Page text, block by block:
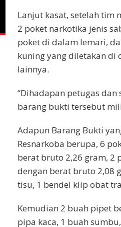
Lanjut kasat, setelah tim
2 poket narkotika jenis
poket di dalam lemari,
kuning yang diletakan di
lainnya.
“Dihadapan petugas dan
barang bukti tersebut
Adapun Barang Bukti
Resnarkoba berupa, 6
berat bruto 2,26 gram, 2
dengan berat bruto 2,08
tisu, 1 bendel klip obat
Kemudian 2 buah pipet
pipa kaca, 1 buah